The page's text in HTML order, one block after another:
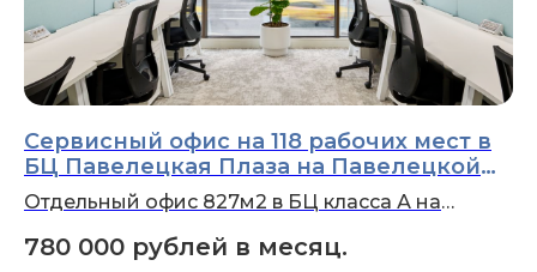
Сервисный офис на 118 рабочих мест в
БЦ Павелецкая Плаза на Павелецкой
пл., 2с2 возле м.Павелецкая
Отдельный офис 827м2 в БЦ класса А на
(69 000 Р/1рабочее место)
780 000 рублей в месяц.